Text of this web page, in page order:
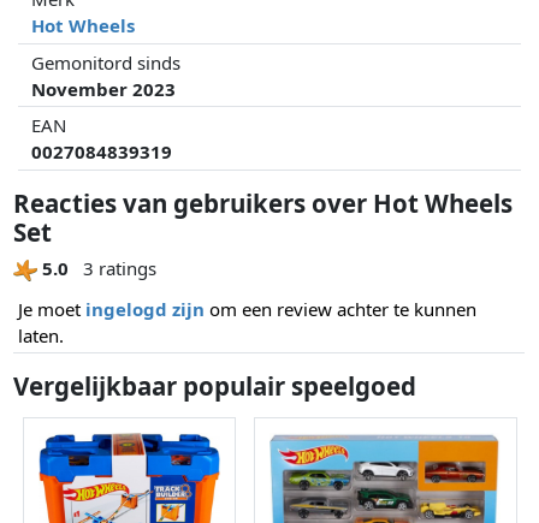
Hot Wheels
Gemonitord sinds
November 2023
EAN
0027084839319
Reacties van gebruikers over Hot Wheels
Set
5.0
3 ratings
Je moet ingelogd zijn om een review achter te kunnen
laten.
Vergelijkbaar populair speelgoed